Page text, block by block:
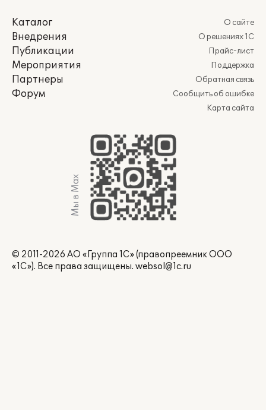
Каталог
Внедрения
Публикации
Мероприятия
Партнеры
Форум
О сайте
О решениях 1С
Прайс-лист
Поддержка
Обратная связь
Сообщить об ошибке
Карта сайта
Мы в Max
© 2011-2026 АО «Группа 1С» (правопреемник ООО
«1С»). Все права защищены. websol@1c.ru